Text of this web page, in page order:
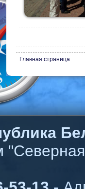
Главная страница